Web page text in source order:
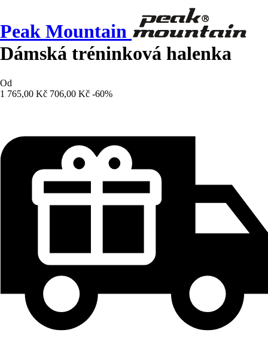
Peak Mountain
Dámská tréninková halenka
Od
1 765,00 Kč 706,00 Kč -60%